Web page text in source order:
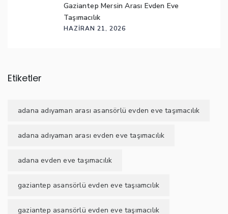
Gaziantep Mersin Arası Evden Eve
Taşımacılık
HAZIRAN 21, 2026
Etiketler
adana adıyaman arası asansörlü evden eve taşımacılık
adana adıyaman arası evden eve taşımacılık
adana evden eve taşımacılık
gaziantep asansörlü evden eve taşıamcılık
gaziantep asansörlü evden eve taşımacılık